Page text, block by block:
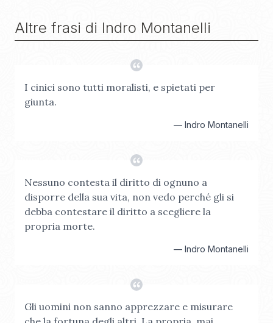
Altre frasi di Indro Montanelli
I cinici sono tutti moralisti, e spietati per
giunta.
— Indro Montanelli
Nessuno contesta il diritto di ognuno a
disporre della sua vita, non vedo perché gli si
debba contestare il diritto a scegliere la
propria morte.
— Indro Montanelli
Gli uomini non sanno apprezzare e misurare